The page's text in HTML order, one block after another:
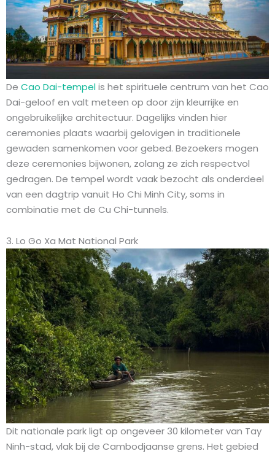
De Cao Dai-tempelis het spirituele centrum van het Cao
Dai-geloof en valt meteen op door zijn kleurrijke en
ongebruikelijke architectuur. Dagelijks vinden hier
ceremonies plaats waarbij gelovigen in traditionele
gewaden samenkomen voor gebed. Bezoekers mogen
deze ceremonies bijwonen, zolang ze zich respectvol
gedragen. De tempel wordt vaak bezocht als onderdeel
van een dagtrip vanuit Ho Chi Minh City, soms in
combinatie met de Cu Chi-tunnels.
3. Lo Go Xa Mat National Park
Dit nationale park ligt op ongeveer 30 kilometer van Tay
Ninh-stad, vlak bij de Cambodjaanse grens. Het gebied